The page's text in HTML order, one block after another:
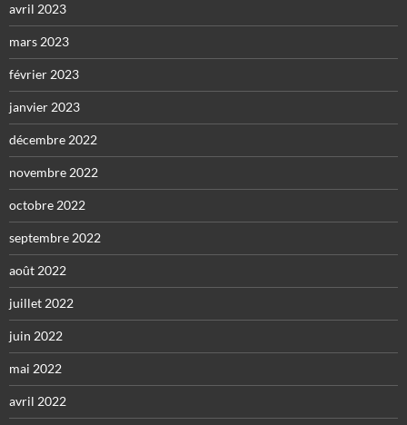
avril 2023
mars 2023
février 2023
janvier 2023
décembre 2022
novembre 2022
octobre 2022
septembre 2022
août 2022
juillet 2022
juin 2022
mai 2022
avril 2022